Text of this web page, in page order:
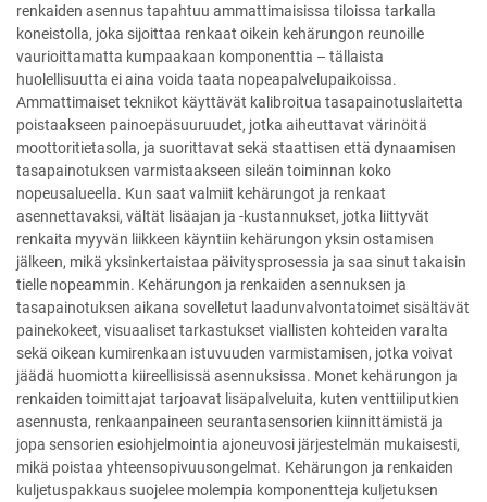
renkaiden asennus tapahtuu ammattimaisissa tiloissa tarkalla
koneistolla, joka sijoittaa renkaat oikein kehärungon reunoille
vaurioittamatta kumpaakaan komponenttia – tällaista
huolellisuutta ei aina voida taata nopeapalvelupaikoissa.
Ammattimaiset teknikot käyttävät kalibroitua tasapainotuslaitetta
poistaakseen painoepäsuuruudet, jotka aiheuttavat värinöitä
moottoritietasolla, ja suorittavat sekä staattisen että dynaamisen
tasapainotuksen varmistaakseen sileän toiminnan koko
nopeusalueella. Kun saat valmiit kehärungot ja renkaat
asennettavaksi, vältät lisäajan ja -kustannukset, jotka liittyvät
renkaita myyvän liikkeen käyntiin kehärungon yksin ostamisen
jälkeen, mikä yksinkertaistaa päivitysprosessia ja saa sinut takaisin
tielle nopeammin. Kehärungon ja renkaiden asennuksen ja
tasapainotuksen aikana sovelletut laadunvalvontatoimet sisältävät
painekokeet, visuaaliset tarkastukset viallisten kohteiden varalta
sekä oikean kumirenkaan istuvuuden varmistamisen, jotka voivat
jäädä huomiotta kiireellisissä asennuksissa. Monet kehärungon ja
renkaiden toimittajat tarjoavat lisäpalveluita, kuten venttiiliputkien
asennusta, renkaanpaineen seurantasensorien kiinnittämistä ja
jopa sensorien esiohjelmointia ajoneuvosi järjestelmän mukaisesti,
mikä poistaa yhteensopivuusongelmat. Kehärungon ja renkaiden
kuljetuspakkaus suojelee molempia komponentteja kuljetuksen